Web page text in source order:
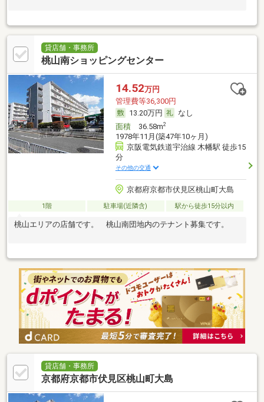
貸店舗・事務所
桃山南ショッピングセンター
14.52万円
管理費等36,300円
13.20万円
なし
面積36.58m2
1978年11月(築47年10ヶ月)
京阪電気鉄道宇治線 木幡駅 徒歩15
分
その他の交通
京都府京都市伏見区桃山町大島
1階 駐車場(近隣含) 駅から徒歩15分以内
桃山エリアの店舗です。 桃山南団地内のテナント募集です。
貸店舗・事務所
京都府京都市伏見区桃山町大島